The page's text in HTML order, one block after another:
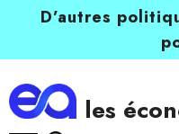
D’autres
les